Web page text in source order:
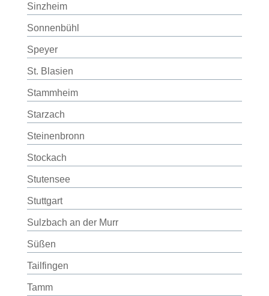
Sinzheim
Sonnenbühl
Speyer
St. Blasien
Stammheim
Starzach
Steinenbronn
Stockach
Stutensee
Stuttgart
Sulzbach an der Murr
Süßen
Tailfingen
Tamm